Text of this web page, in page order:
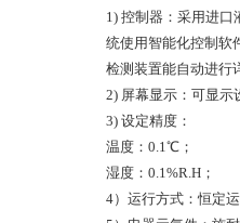
1) 控制器：采用进
统使用智能化控制软
检测装置能自动进行
2) 屏幕显示：可显示
3) 设定精度：
温度：0.1℃；
湿度：0.1%R.H；
4）运行方式：恒定运